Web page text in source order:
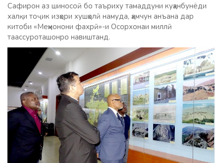
Сафирон аз шиносоӣ бо таъриху тамаддуни куҳанбунёди
халқи тоҷик изҳори хушҳолӣ намуда, ҳамчун анъана дар
китоби «Меҳмонони фахрӣ»-и Осорхонаи миллӣ
таассуроташонро навиштанд.